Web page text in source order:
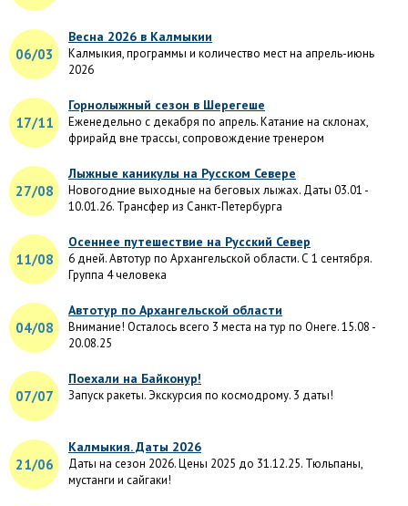
06/03
Весна 2026 в Калмыкии
Калмыкия, программы и количество мест на апрель-июнь
2026
17/11
Горнолыжный сезон в Шерегеше
Еженедельно с декабря по апрель. Катание на склонах,
фрирайд вне трассы, сопровождение тренером
27/08
Лыжные каникулы на Русском Севере
Новогодние выходные на беговых лыжах. Даты 03.01 -
10.01.26. Трансфер из Санкт-Петербурга
11/08
Осеннее путешествие на Русский Север
6 дней. Автотур по Архангельской области. С 1 сентября.
Группа 4 человека
04/08
Автотур по Архангельской области
Внимание! Осталось всего 3 места на тур по Онеге. 15.08 -
20.08.25
07/07
Поехали на Байконур!
Запуск ракеты. Экскурсия по космодрому. 3 даты!
21/06
Калмыкия. Даты 2026
Даты на сезон 2026. Цены 2025 до 31.12.25. Тюльпаны,
мустанги и сайгаки!